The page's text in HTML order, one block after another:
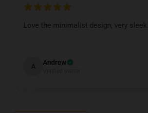
Love the minimalist design, very sleek.
A Andrew